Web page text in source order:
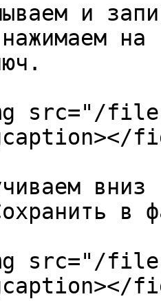
и
на
src="/files/
вниз
в
src="/